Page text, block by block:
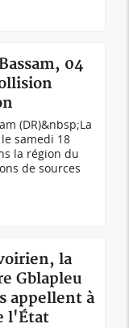
04
(DR)&nbsp;La
samedi 18
la région du
de sources
la
Gblapleu
appellent à
l'État